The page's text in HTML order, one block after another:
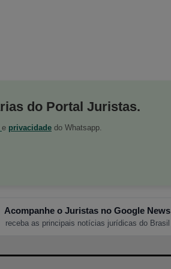
do Portal Juristas.
e privacidade do Whatsapp.
Acompanhe o Juristas no Google News
receba as principais notícias jurídicas do Brasil